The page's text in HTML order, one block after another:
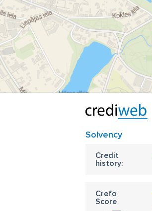
Solvency
Credit
history:
Crefo
Score